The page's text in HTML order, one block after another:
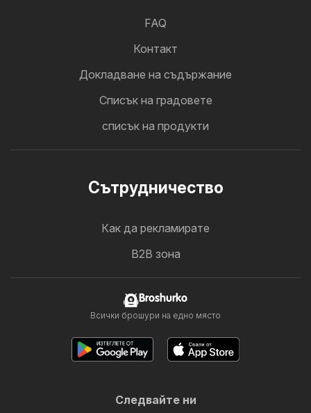
FAQ
Контакт
Докладване на съдържание
Cписък на градовете
списък на продукти
Cътрудничество
Как да рекламирате
B2B зона
Broshurko
Всички брошури на едно място
Следвайте ни